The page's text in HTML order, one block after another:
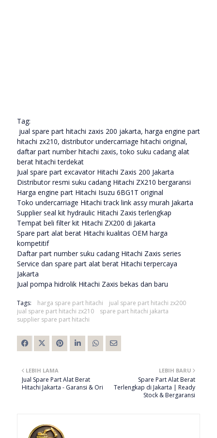
Tag:
jual spare part hitachi zaxis 200 jakarta, harga engine part
hitachi zx210, distributor undercarriage hitachi original,
daftar part number hitachi zaxis, toko suku cadang alat
berat hitachi terdekat
Jual spare part excavator Hitachi Zaxis 200 Jakarta
Distributor resmi suku cadang Hitachi ZX210 bergaransi
Harga engine part Hitachi Isuzu 6BG1T original
Toko undercarriage Hitachi track link assy murah Jakarta
Supplier seal kit hydraulic Hitachi Zaxis terlengkap
Tempat beli filter kit Hitachi ZX200 di Jakarta
Spare part alat berat Hitachi kualitas OEM harga
kompetitif
Daftar part number suku cadang Hitachi Zaxis series
Service dan spare part alat berat Hitachi terpercaya
Jakarta
Jual pompa hidrolik Hitachi Zaxis bekas dan baru
Tags: harga spare part hitachi
jual spare part hitachi zx200
jual spare part hitachi zx210
spare part hitachi jakarta
supplier spare part hitachi
LEBIH BARU
Spare Part Alat Berat
Terlengkap di Jakarta | Ready
Stock & Bergaransi
LEBIH LAMA
Jual Spare Part Alat Berat
Hitachi Jakarta - Garansi & Ori